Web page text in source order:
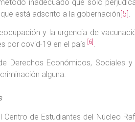
inadecuado que solo
está adscrito a la gobernación[5]
y la urgencia de
por covid-19 en el país [6] .
Económicos, Sociales
alguna.
de Estudiantes del Núcleo